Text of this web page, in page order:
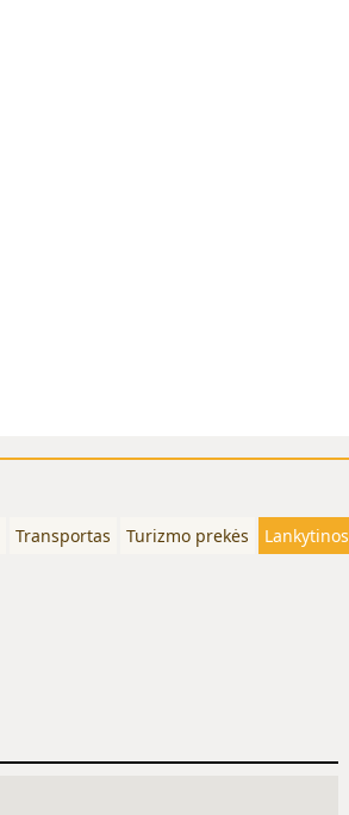
Transportas Turizmo prekės